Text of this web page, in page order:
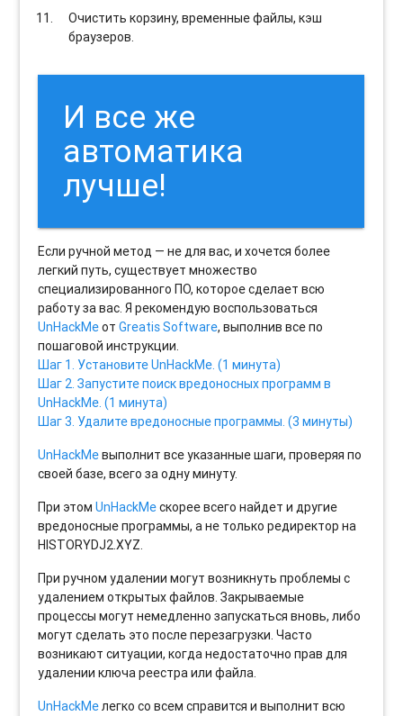
Очистить корзину, временные файлы, кэш
браузеров.
И все же
автоматика
лучше!
Если ручной метод — не для вас, и хочется более
легкий путь, существует множество
специализированного ПО, которое сделает всю
работу за вас. Я рекомендую воспользоваться
UnHackMeотGreatis Software, выполнив все по
пошаговой инструкции.
Шаг 1. Установите UnHackMe. (1 минута)
Шаг 2. Запустите поиск вредоносных программ в
UnHackMe. (1 минута)
Шаг 3. Удалите вредоносные программы. (3 минуты)
UnHackMeвыполнит все указанные шаги, проверяя по
своей базе, всего за одну минуту.
При этомUnHackMeскорее всего найдет и другие
вредоносные программы, а не только редиректор на
HISTORYDJ2.XYZ.
При ручном удалении могут возникнуть проблемы с
удалением открытых файлов. Закрываемые
процессы могут немедленно запускаться вновь, либо
могут сделать это после перезагрузки. Часто
возникают ситуации, когда недостаточно прав для
удалении ключа реестра или файла.
UnHackMeлегко со всем справится и выполнит всю